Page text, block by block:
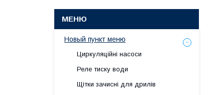
Новый пункт меню
Циркуляційні насоси
Реле тиску води
Щітки зачисні для дрилів